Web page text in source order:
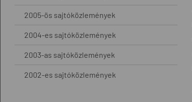
2005-ös sajtóközlemények
2004-es sajtóközlemények
2003-as sajtóközlemények
2002-es sajtóközlemények